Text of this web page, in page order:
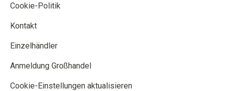
Cookie-Politik
Kontakt
Einzelhändler
Anmeldung Großhandel
Cookie-Einstellungen aktualisieren